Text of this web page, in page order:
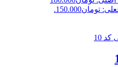
تومان150.000.